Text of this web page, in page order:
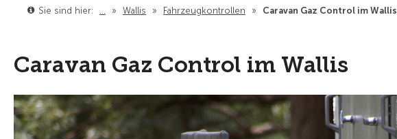
Sie sind hier: … » Wallis » Fahrzeugkontrollen » Caravan Gaz Control im Wallis
Caravan Gaz Control im Wallis